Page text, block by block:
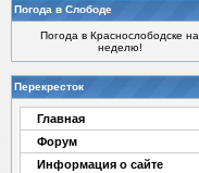
Погода в Слободе
Погода в Краснослободске на
неделю!
Перекресток
Главная
Форум
Информация о сайте